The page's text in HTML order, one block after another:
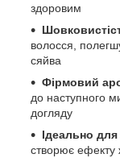
здоровим
волосся,
сяйва
Фірмовий
до наступного
догляду
Ідеально
створює ефекту